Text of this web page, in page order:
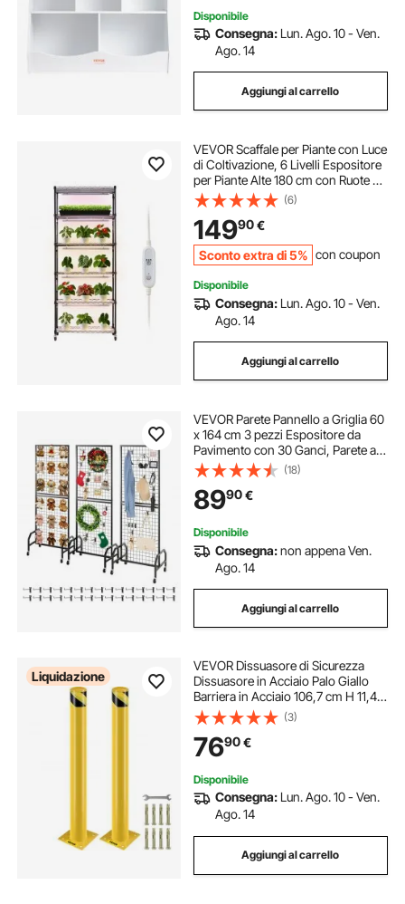
Disponibile
Consegna: Lun. Ago. 10 - Ven.
Ago. 14
Aggiungi al carrello
VEVOR Scaffale per Piante con Luce
di Coltivazione, 6 Livelli Espositore
per Piante Alte 180 cm con Ruote e
Timer, Luci di Coltivazione a LED a 3
Colori da 150 W, per l'Avvio dei
Semi
(6)
14990€
Sconto extra di 5% con coupon
Disponibile
Consegna: Lun. Ago. 10 - Ven.
Ago. 14
Aggiungi al carrello
VEVOR Parete Pannello a Griglia 60
x 164 cm 3 pezzi Espositore da
Pavimento con 30 Ganci, Parete a
Pannello in Acciaio al Carbonio,
Scaffale per Esposizione per
Decorazioni, Nero
(18)
8990€
Disponibile
Consegna:non appena Ven.
Ago. 14
Aggiungi al carrello
Liquidazione
VEVOR Dissuasore di Sicurezza
Dissuasore in Acciaio Palo Giallo
Barriera in Acciaio 106,7 cm H 11,4
cm D
(3)
7690€
Disponibile
Consegna: Lun. Ago. 10 - Ven.
Ago. 14
Aggiungi al carrello